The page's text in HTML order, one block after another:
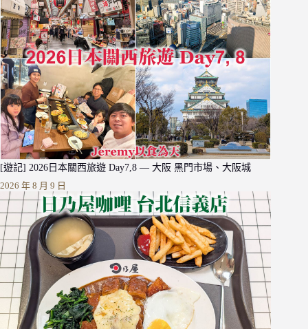
[遊記] 2026日本關西旅遊 Day7,8 — 大阪 黑門市場、大阪城
2026 年 8 月 9 日